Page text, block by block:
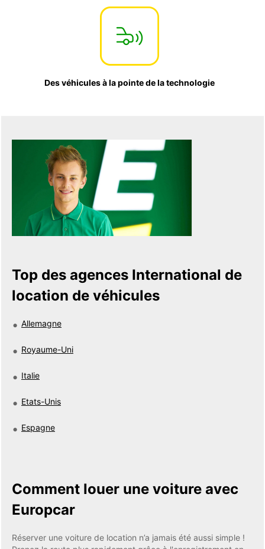
Des véhicules à la pointe de la technologie
Top des agences International de
location de véhicules
Allemagne
Royaume-Uni
Italie
Etats-Unis
Espagne
Comment louer une voiture avec
Europcar
Réserver une voiture de location n’a jamais été aussi simple !